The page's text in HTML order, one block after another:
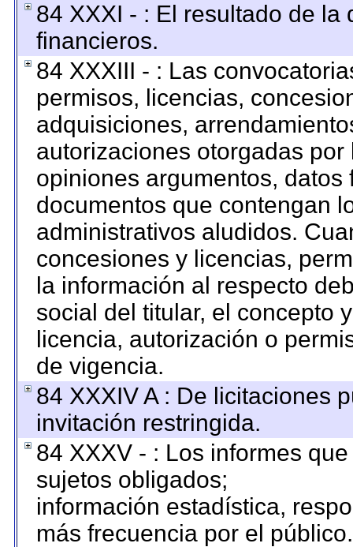
84 XXXI - : El resultado de
financieros.
84 XXXIII - : Las
permisos, licencias,
adquisiciones,
autorizaciones otorgadas
opiniones argumentos,
documentos que contengan
administrativos aludidos.
concesiones y licencias,
la información al respecto
social del titular, el concepto
licencia, autorización o
de vigencia.
84 XXXIV A : De licitaciones
invitación restringida.
84 XXXV - : Los informes
sujetos obligados;
información estadística,
más frecuencia por el público.